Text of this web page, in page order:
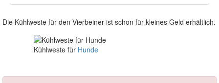
Die Kühlweste für den Vierbeiner ist schon für kleines Geld erhältlich.
Kühlweste für Hunde